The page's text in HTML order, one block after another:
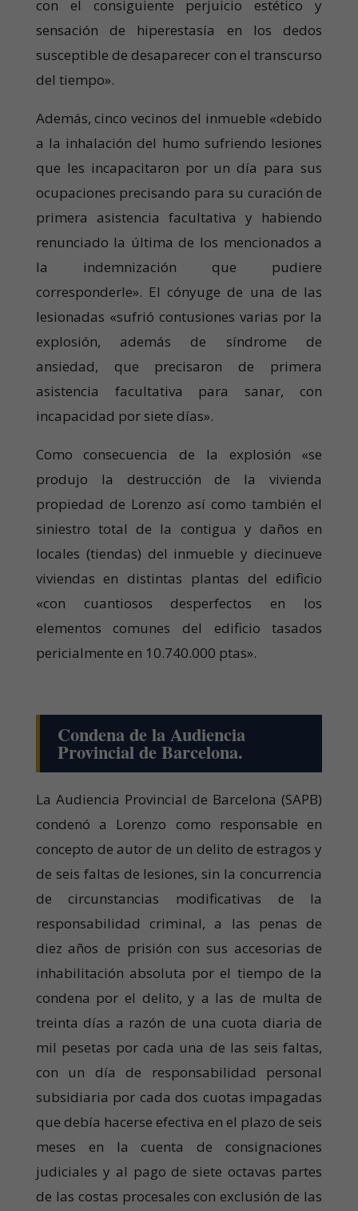
con el consiguiente perjuicio estético y
sensación de hiperestasía en los dedos
susceptible de desaparecer con el transcurso
del tiempo».
Además, cinco vecinos del inmueble «debido
a la inhalación del humo sufriendo lesiones
que les incapacitaron por un día para sus
ocupaciones precisando para su curación de
primera asistencia facultativa y habiendo
renunciado la última de los mencionados a
la indemnización que pudiere
corresponderle». El cónyuge de una de las
lesionadas «sufrió contusiones varias por la
explosión, además de síndrome de
ansiedad, que precisaron de primera
asistencia facultativa para sanar, con
incapacidad por siete días».
Como consecuencia de la explosión «se
produjo la destrucción de la vivienda
propiedad de Lorenzo así como también el
siniestro total de la contigua y daños en
locales (tiendas) del inmueble y diecinueve
viviendas en distintas plantas del edificio
«con cuantiosos desperfectos en los
elementos comunes del edificio tasados
pericialmente en 10.740.000 ptas».
Condena de la Audiencia
Provincial de Barcelona.
La Audiencia Provincial de Barcelona (SAPB)
condenó a Lorenzo como responsable en
concepto de autor de un delito de estragos y
de seis faltas de lesiones, sin la concurrencia
de circunstancias modificativas de la
responsabilidad criminal, a las penas de
diez años de prisión con sus accesorias de
inhabilitación absoluta por el tiempo de la
condena por el delito, y a las de multa de
treinta días a razón de una cuota diaria de
mil pesetas por cada una de las seis faltas,
con un día de responsabilidad personal
subsidiaria por cada dos cuotas impagadas
que debía hacerse efectiva en el plazo de seis
meses en la cuenta de consignaciones
judiciales y al pago de siete octavas partes
de las costas procesales con exclusión de las